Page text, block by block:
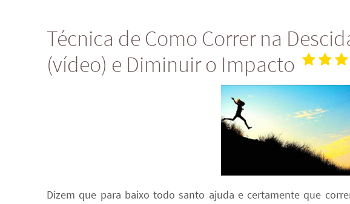
Técnica de Como Correr na
(vídeo) e Diminuir o Impacto
Dizem que para baixo todo santo ajuda e certamente que